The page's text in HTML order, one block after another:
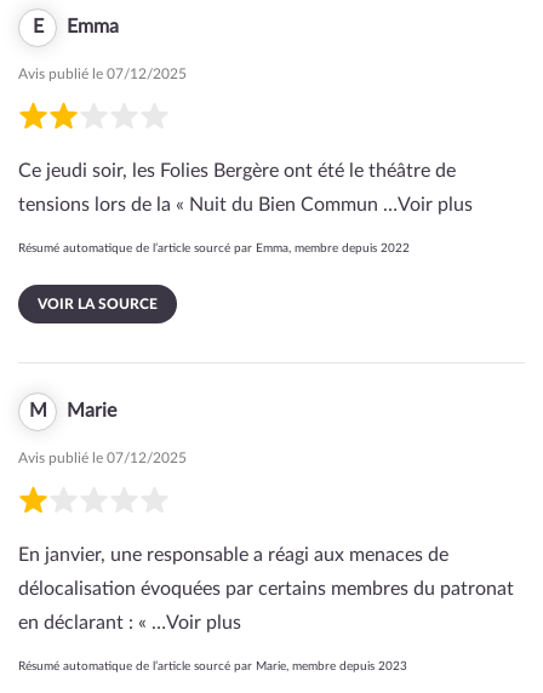
E Emma
Avis publié le 07/12/2025
Ce jeudi soir, les Folies Bergère ont été le théâtre de
tensions lors de la « Nuit du Bien Commun …Voir plus
Résumé automatique de l’article sourcé par Emma, membre depuis 2022
VOIR LA SOURCE
M Marie
Avis publié le 07/12/2025
En janvier, une responsable a réagi aux menaces de
délocalisation évoquées par certains membres du patronat
en déclarant : « …Voir plus
Résumé automatique de l’article sourcé par Marie, membre depuis 2023